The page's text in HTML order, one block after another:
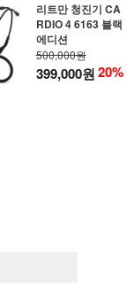
리트만 청진기 CA
RDIO 4 6163 블랙
에디션
500,000원
399,000원20%